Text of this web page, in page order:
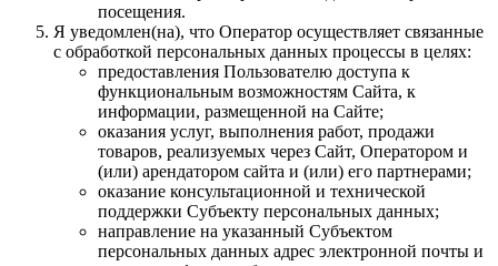
посещения.
Я уведомлен(на), что Оператор осуществляет связанные
с обработкой персональных данных процессы в целях:
предоставления Пользователю доступа к
функциональным возможностям Сайта, к
информации, размещенной на Сайте;
оказания услуг, выполнения работ, продажи
товаров, реализуемых через Сайт, Оператором и
(или) арендатором сайта и (или) его партнерами;
оказание консультационной и технической
поддержки Субъекту персональных данных;
направление на указанный Субъектом
персональных данных адрес электронной почты и